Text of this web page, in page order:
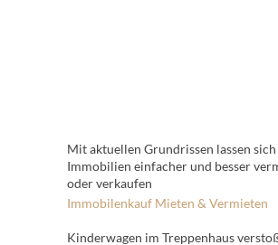
Mit aktuellen Grundrissen lassen sich
Immobilien einfacher und besser
oder verkaufen
Immobilenkauf Mieten & Vermieten
Kinderwagen im Treppenhaus